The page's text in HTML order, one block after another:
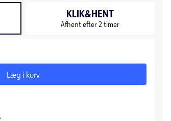
KLIK&HENT
Afhent efter 2 timer
Læg i kurv